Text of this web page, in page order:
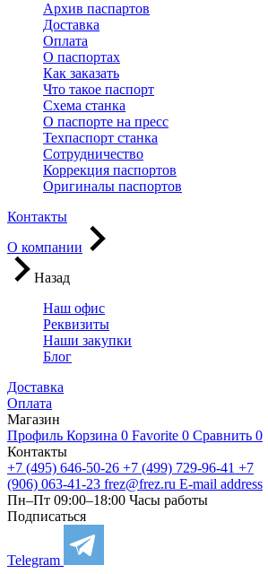
Архив паспартов
Доставка
Оплата
О паспортах
Как заказать
Что такое паспорт
Схема станка
О паспорте на пресс
Техпаспорт станка
Сотрудничество
Коррекция паспортов
Оригиналы паспортов
Контакты
О компании
Назад
Наш офис
Реквизиты
Наши закупки
Блог
Доставка
Оплата
Магазин
Профиль Корзина 0 Favorite 0 Сравнить 0
Контакты
+7 (495) 646-50-26 +7 (499) 729-96-41 +7
(906) 063-41-23 frez@frez.ru E-mail address
Пн–Пт 09:00–18:00 Часы работы
Подписаться
Telegram